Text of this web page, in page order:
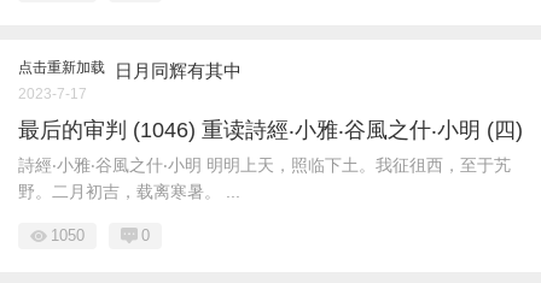
点击重新加载 日月同辉有其中
2023-7-17
最后的审判 (1046) 重读詩經‧小雅‧谷風之什‧小明 (四)
詩經‧小雅‧谷風之什‧小明 明明上天，照临下土。我征徂西，至于艽
野。二月初吉，载离寒暑。 ...
1050 0